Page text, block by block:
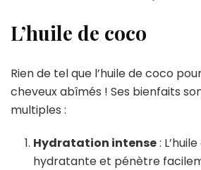
L’huile de coco
Rien de tel que l’huile de coco
cheveux abîmés ! Ses bienfaits
multiples :
Hydratation intense:
hydratante et pénètre